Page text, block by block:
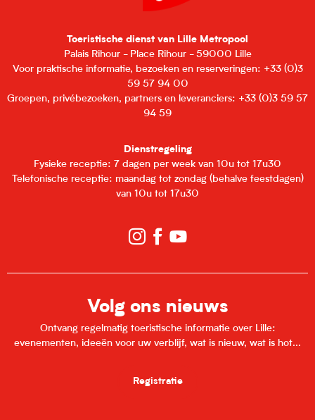
Toeristische dienst van Lille Metropool
Palais Rihour - Place Rihour - 59000 Lille
Voor praktische informatie, bezoeken en reserveringen: +33 (0)3
59 57 94 00
Groepen, privébezoeken, partners en leveranciers: +33 (0)3 59 57
94 59
Dienstregeling
Fysieke receptie: 7 dagen per week van 10u tot 17u30
Telefonische receptie: maandag tot zondag (behalve feestdagen)
van 10u tot 17u30
Volg ons nieuws
Ontvang regelmatig toeristische informatie over Lille:
evenementen, ideeën voor uw verblijf, wat is nieuw, wat is hot...
Registratie